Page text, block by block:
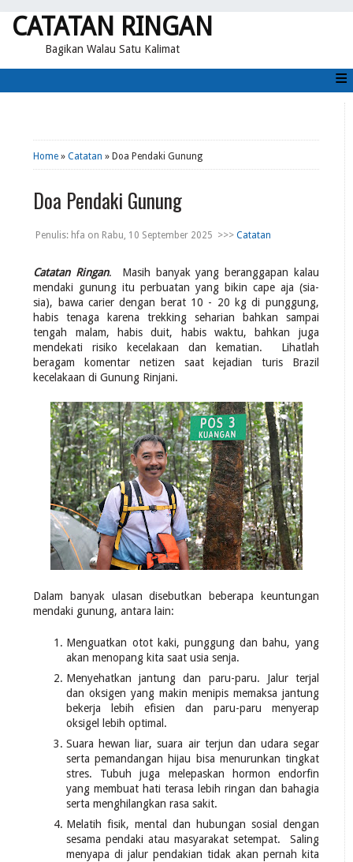
CATATAN RINGAN
Bagikan Walau Satu Kalimat
≡
Home »Catatan » Doa Pendaki Gunung
Doa Pendaki Gunung
Penulis: hfa on Rabu, 10 September 2025 >>>Catatan
Catatan Ringan. Masih banyak yang beranggapan kalau
mendaki gunung itu perbuatan yang bikin cape aja (sia-
sia), bawa carier dengan berat 10 - 20 kg di punggung,
habis tenaga karena trekking seharian bahkan sampai
tengah malam, habis duit, habis waktu, bahkan juga
mendekati risiko kecelakaan dan kematian. Lihatlah
beragam komentar netizen saat kejadian turis Brazil
kecelakaan di Gunung Rinjani.
Dalam banyak ulasan disebutkan beberapa keuntungan
mendaki gunung, antara lain:
Menguatkan otot kaki, punggung dan bahu, yang
akan menopang kita saat usia senja.
Menyehatkan jantung dan paru-paru. Jalur terjal
dan oksigen yang makin menipis memaksa jantung
bekerja lebih efisien dan paru-paru menyerap
oksigel lebih optimal.
Suara hewan liar, suara air terjun dan udara segar
serta pemandangan hijau bisa menurunkan tingkat
stres. Tubuh juga melepaskan hormon endorfin
yang membuat hati terasa lebih ringan dan bahagia
serta menghilangkan rasa sakit.
Melatih fisik, mental dan hubungan sosial dengan
sesama pendaki atau masyarakat setempat. Saling
menyapa di jalur pendakian tidak akan pernah kita